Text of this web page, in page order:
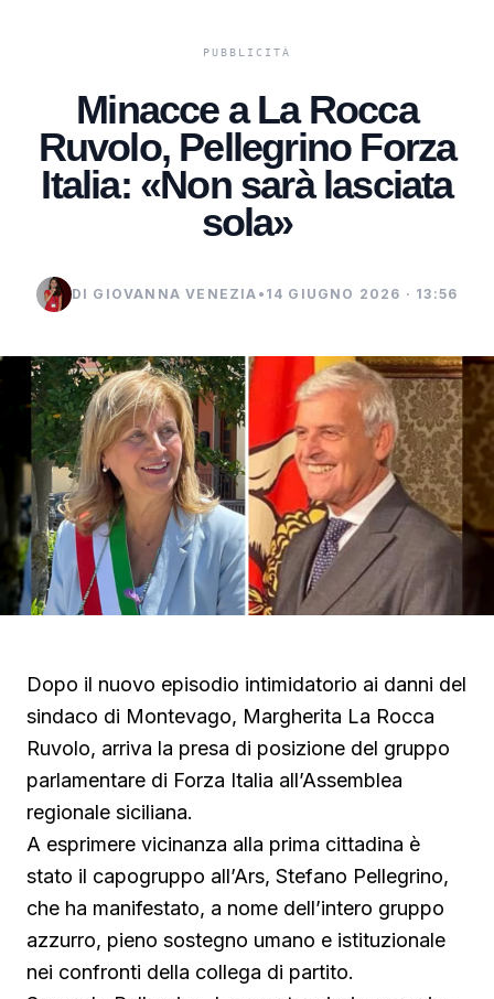
Minacce a La Rocca
Ruvolo, Pellegrino Forza
Italia: «Non sarà lasciata
sola»
DI GIOVANNA VENEZIA • 14 GIUGNO 2026 · 13:56
Dopo il nuovo episodio intimidatorio ai danni del
sindaco di Montevago, Margherita La Rocca
Ruvolo, arriva la presa di posizione del gruppo
parlamentare di Forza Italia all’Assemblea
regionale siciliana.
A esprimere vicinanza alla prima cittadina è
stato il capogruppo all’Ars, Stefano Pellegrino,
che ha manifestato, a nome dell’intero gruppo
azzurro, pieno sostegno umano e istituzionale
nei confronti della collega di partito.